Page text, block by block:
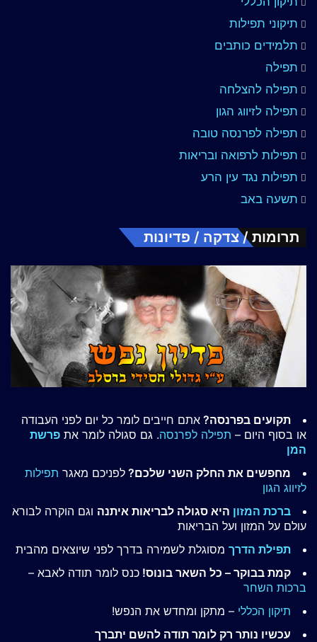
תיקוני תפילות
תלמידים כותבים
תפילה
תפילה להצלחה
תפילה לזיווג הגון
תפילה לפרנסה טובה
תפילות לרפואה ובריאות
תפילות נגד עין הרע
תשעה באב
תרומות / צדקה / פדיונות
תקועים בפרנסה? אתם חייבים לומר כל יום לפני העבודה
או בסוף היום – תפילה לפרנסה. גם סגולה לומר את פרשת
המן
מחפשים את החלק השני שלכם? לפניכם מאגר תפילות
לזיווג הגון
ברכת המזון היא סגולה לבריאות איתנה וגם הוקרה לבורא
עולם על המזון ועל הבריאות
תפילת הדרך מסוגלת לשמירה בדרך לפני שיוצאים מהבית
קמת בבוקר – כל השאר בונוס! כנס לומר תודה לאבא –
ברכות השחר
תיקון הכללי – מתקן ומחדש את הנפש!
עכשיו נותר רק לומר תודה להשם יתברך